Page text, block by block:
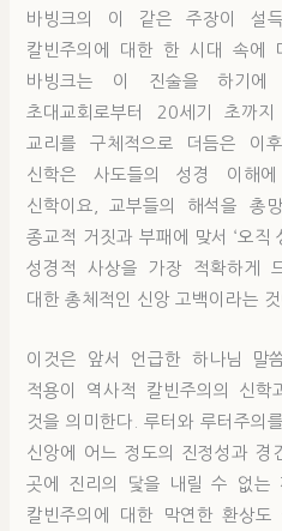
바빙크의 이 같은 주장이 설
칼빈주의에 대한 한 시대 속에
바빙크는 이 진술을 하기
초대교회로부터 20세기 초까
교리를 구체적으로 더듬은 이
신학은 사도들의 성경 이해
신학이요, 교부들의 해석을 총
종교적 거짓과 부패에 맞서 ‘오직
성경적 사상을 가장 적확하게
대한 총체적인 신앙 고백이라는 것
이것은 앞서 언급한 하나님 말
적용이 역사적 칼빈주의의 신
것을 의미한다. 루터와 루터주의
신앙에 어느 정도의 진정성과 경
곳에 진리의 닻을 내릴 수 없는
칼빈주의에 대한 막연한 환상도